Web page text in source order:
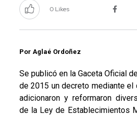
0 Likes
Por Aglaé Ordoñez
Se publicó en la Gaceta Oficial
de 2015 un decreto mediante el
adicionaron y reformaron
de la Ley de Establecimientos